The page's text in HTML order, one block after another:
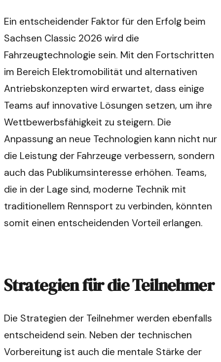
Ein entscheidender Faktor für den Erfolg beim
Sachsen Classic 2026 wird die
Fahrzeugtechnologie sein. Mit den Fortschritten
im Bereich Elektromobilität und alternativen
Antriebskonzepten wird erwartet, dass einige
Teams auf innovative Lösungen setzen, um ihre
Wettbewerbsfähigkeit zu steigern. Die
Anpassung an neue Technologien kann nicht nur
die Leistung der Fahrzeuge verbessern, sondern
auch das Publikumsinteresse erhöhen. Teams,
die in der Lage sind, moderne Technik mit
traditionellem Rennsport zu verbinden, könnten
somit einen entscheidenden Vorteil erlangen.
Strategien für die Teilnehmer
Die Strategien der Teilnehmer werden ebenfalls
entscheidend sein. Neben der technischen
Vorbereitung ist auch die mentale Stärke der